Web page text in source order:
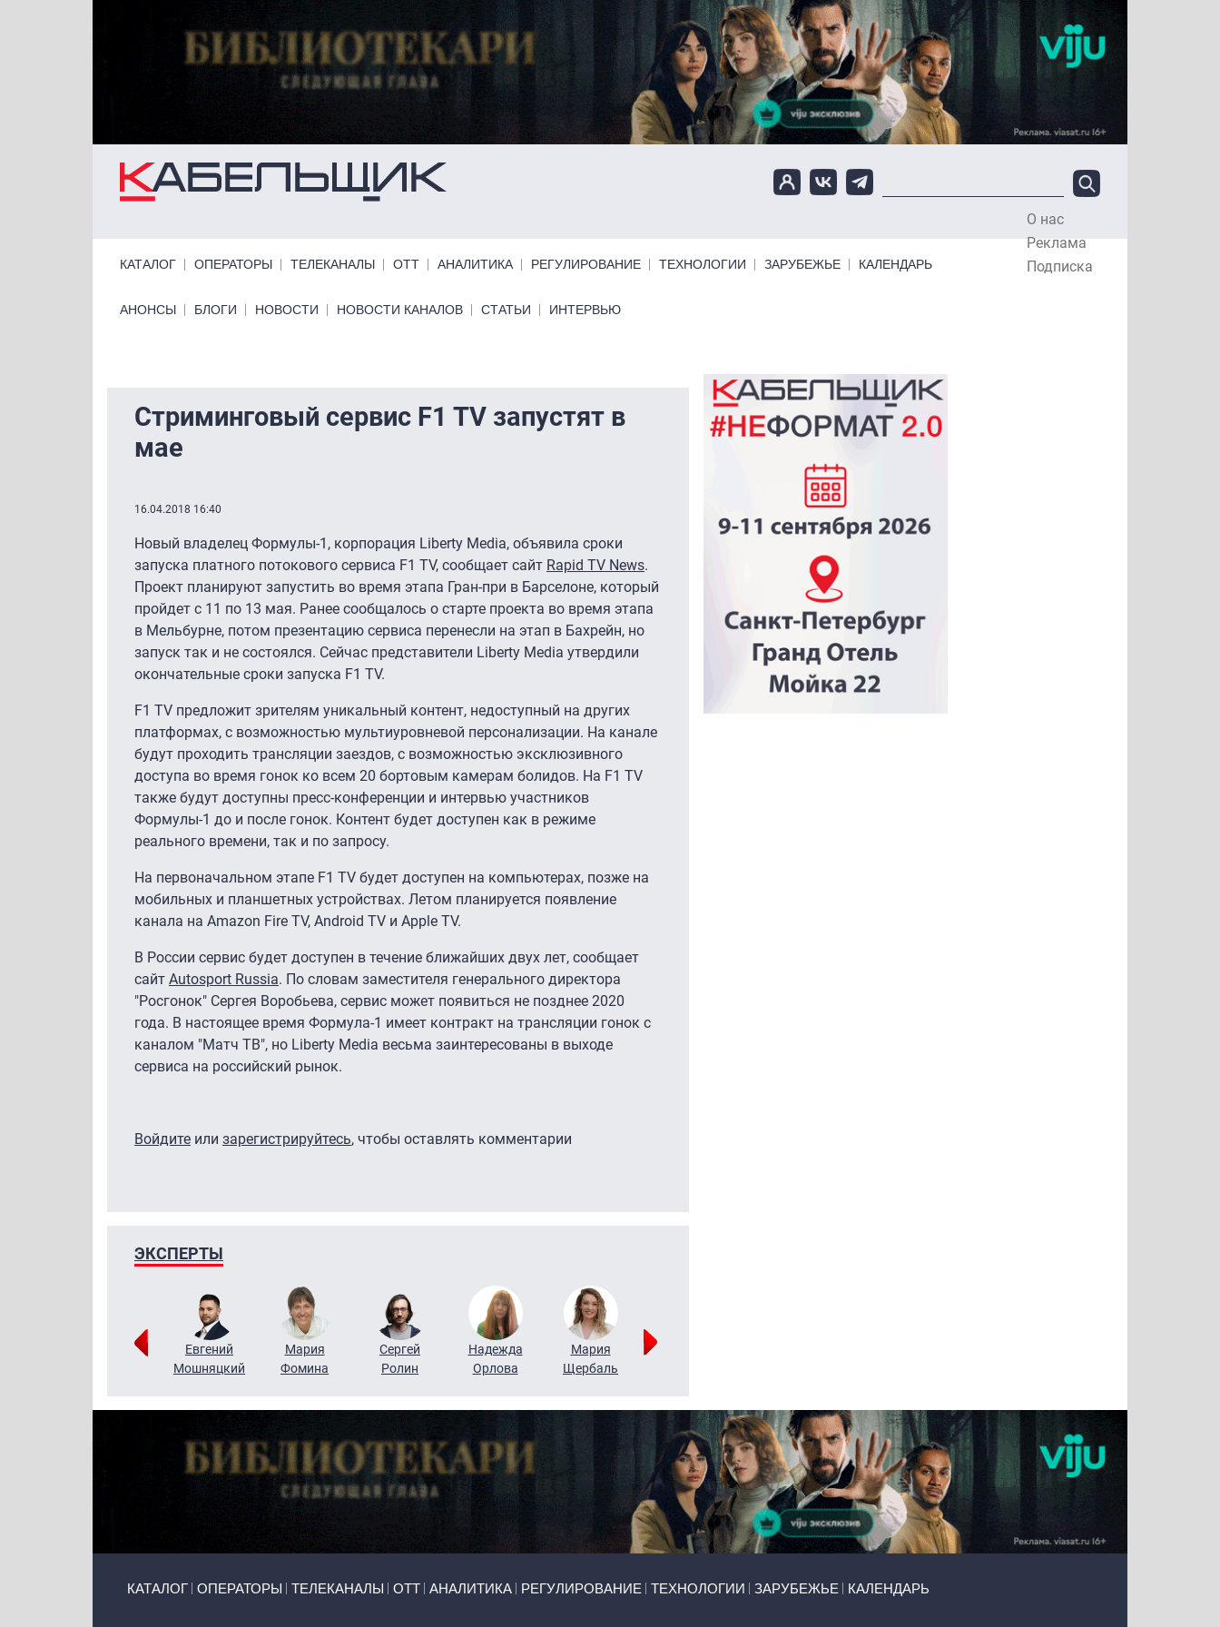
О нас
Реклама
Подписка
КАТАЛОГ ОПЕРАТОРЫ ТЕЛЕКАНАЛЫ ОТТ АНАЛИТИКА РЕГУЛИРОВАНИЕ ТЕХНОЛОГИИ ЗАРУБЕЖЬЕ КАЛЕНДАРЬ
Primary links bottom
АНОНСЫ БЛОГИ НОВОСТИ НОВОСТИ КАНАЛОВ СТАТЬИ ИНТЕРВЬЮ
Стриминговый сервис F1 TV запустят в
мае
16.04.2018 16:40
Новый владелец Формулы-1, корпорация Liberty Media, объявила сроки
запуска платного потокового сервиса F1 TV, сообщает сайт Rapid TV News.
Проект планируют запустить во время этапа Гран-при в Барселоне, который
пройдет с 11 по 13 мая. Ранее сообщалось о старте проекта во время этапа
в Мельбурне, потом презентацию сервиса перенесли на этап в Бахрейн, но
запуск так и не состоялся. Сейчас представители Liberty Media утвердили
окончательные сроки запуска F1 TV.
F1 TV предложит зрителям уникальный контент, недоступный на других
платформах, с возможностью мультиуровневой персонализации. На канале
будут проходить трансляции заездов, с возможностью эксклюзивного
доступа во время гонок ко всем 20 бортовым камерам болидов. На F1 TV
также будут доступны пресс-конференции и интервью участников
Формулы-1 до и после гонок. Контент будет доступен как в режиме
реального времени, так и по запросу.
На первоначальном этапе F1 TV будет доступен на компьютерах, позже на
мобильных и планшетных устройствах. Летом планируется появление
канала на Amazon Fire TV, Android TV и Apple TV.
В России сервис будет доступен в течение ближайших двух лет, сообщает
сайт Autosport Russia. По словам заместителя генерального директора
"Росгонок" Сергея Воробьева, сервис может появиться не позднее 2020
года. В настоящее время Формула-1 имеет контракт на трансляции гонок с
каналом "Матч ТВ", но Liberty Media весьма заинтересованы в выходе
сервиса на российский рынок.
Войдите или зарегистрируйтесь, чтобы оставлять комментарии
ЭКСПЕРТЫ
Виктор
Евгений
Мошняцкий
Мария
Фомина
Сергей
Ролин
Надежда
Орлова
Мария
Щербаль
КАТАЛОГ ОПЕРАТОРЫ ТЕЛЕКАНАЛЫ ОТТ АНАЛИТИКА РЕГУЛИРОВАНИЕ ТЕХНОЛОГИИ ЗАРУБЕЖЬЕ КАЛЕНДАРЬ